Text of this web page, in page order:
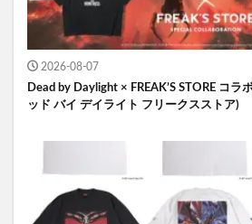
2026-08-07
Dead by Daylight × FREAK’S STORE コラ
ッド バイ デイライト フリークスストア)